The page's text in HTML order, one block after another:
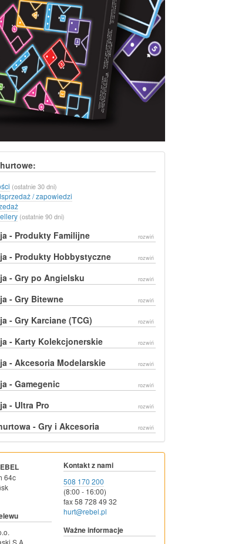
(ostatnie 30 dni)
/ zapowiedzi
(ostatnie 90 dni)
- Produkty Familijne rozwiń
- Produkty Hobbystyczne rozwiń
- Gry po Angielsku rozwiń
- Gry Bitewne rozwiń
- Gry Karciane (TCG) rozwiń
- Karty Kolekcjonerskie rozwiń
- Akcesoria Modelarskie rozwiń
- Gamegenic rozwiń
- Ultra Pro rozwiń
- Gry i Akcesoria rozwiń
64c
Kontakt z nami
508 170 200
(8:00 - 16:00)
fax 58 728 49 32
hurt@rebel.pl
Ważne informacje